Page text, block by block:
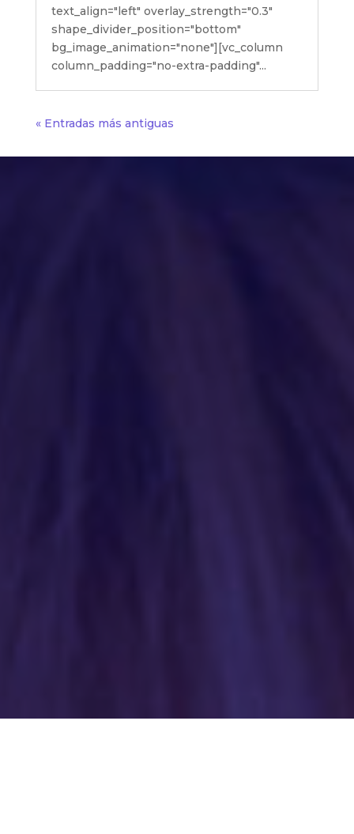
text_align="left" overlay_strength="0.3"
shape_divider_position="bottom"
bg_image_animation="none"][vc_column
column_padding="no-extra-padding"...
« Entradas más antiguas